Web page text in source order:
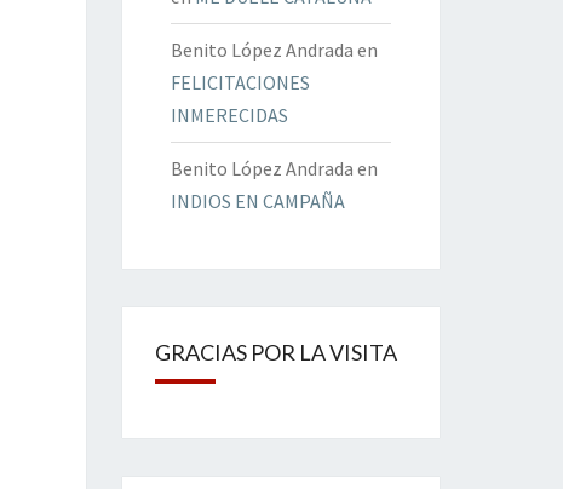
Benito López Andrada en
FELICITACIONES
INMERECIDAS
Benito López Andrada en
INDIOS EN CAMPAÑA
GRACIAS POR LA VISITA